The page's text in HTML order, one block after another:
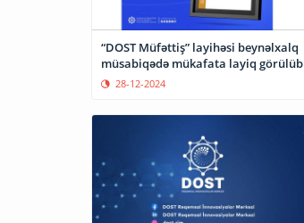
“DOST Müfəttiş” layihəsi beynəlxalq
müsabiqədə mükafata layiq görülüb
28-12-2024